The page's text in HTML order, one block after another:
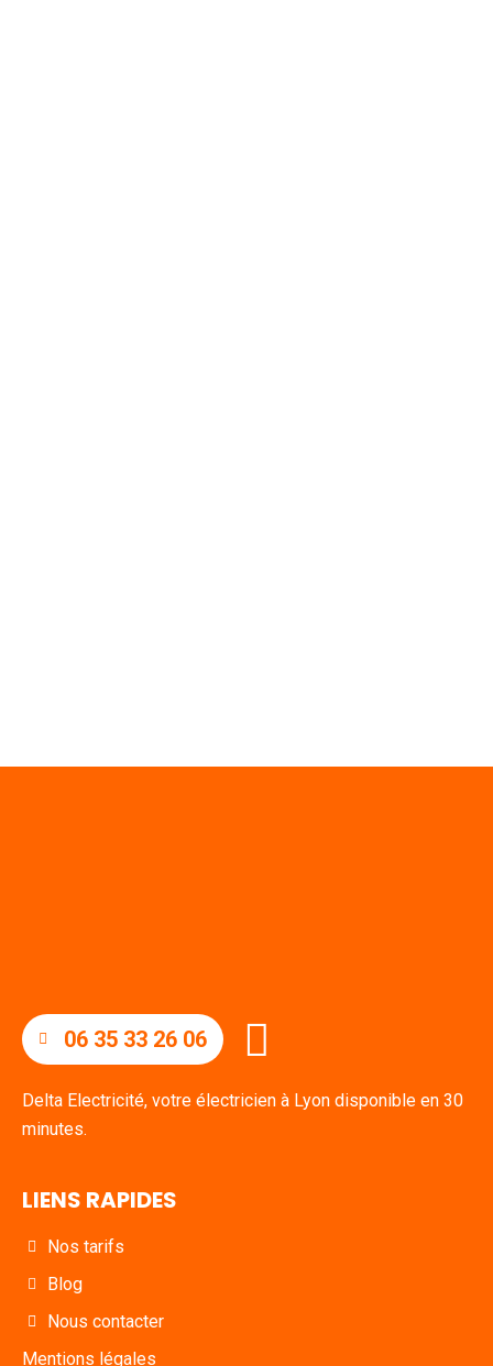
06 35 33 26 06
Delta Electricité, votre électricien à Lyon disponible en 30
minutes.
LIENS RAPIDES
Nos tarifs
Blog
Nous contacter
Mentions légales